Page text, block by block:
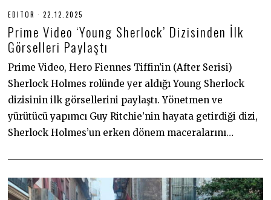
EDITOR 22.12.2025
.
1
2
2
2
5
Prime Video ‘Young Sherlock’ Dizisinden İlk
Görselleri Paylaştı
Prime Video, Hero Fiennes Tiffin’in (After Serisi)
Sherlock Holmes rolünde yer aldığı Young Sherlock
dizisinin ilk görsellerini paylaştı. Yönetmen ve
yürütücü yapımcı Guy Ritchie’nin hayata getirdiği dizi,
Sherlock Holmes’un erken dönem maceralarını…